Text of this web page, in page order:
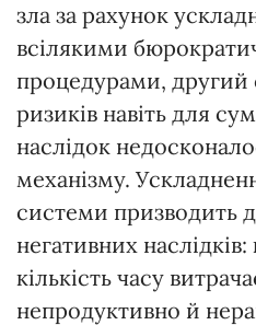
зла за рахунок
всілякими
процедурами,
ризиків навіть для
наслідок
механізму.
системи призводить
негативних
кількість часу
непродуктивно й